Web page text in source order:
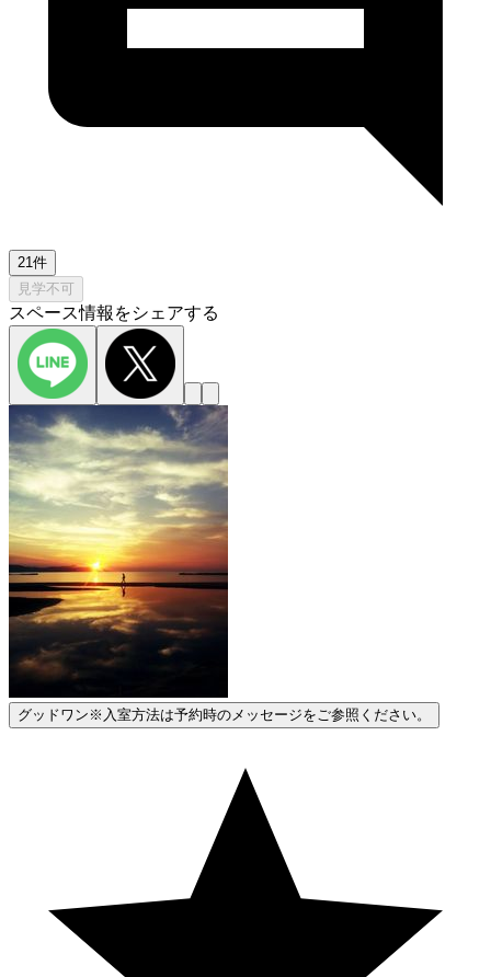
21件
見学不可
スペース情報をシェアする
グッドワン※入室方法は予約時のメッセージをご参照ください。